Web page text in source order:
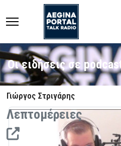
Οι ειδήσεις σε
Γιώργος Στριγάρης
Λεπτομέρειες